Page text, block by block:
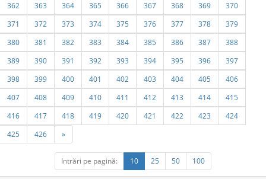
362
363 364 365 366 367 368 369
370
371
372 373 374 375 376 377 378
379
380
381 382 383 384 385 386 387
388
389
390 391 392 393 394 395 396
397
398
399 400 401 402 403 404 405
406
407
408 409 410 411 412 413 414
415
416
417 418 419 420 421 422 423
424
425
426 »
Intrări pe pagină: 10 25 50 100